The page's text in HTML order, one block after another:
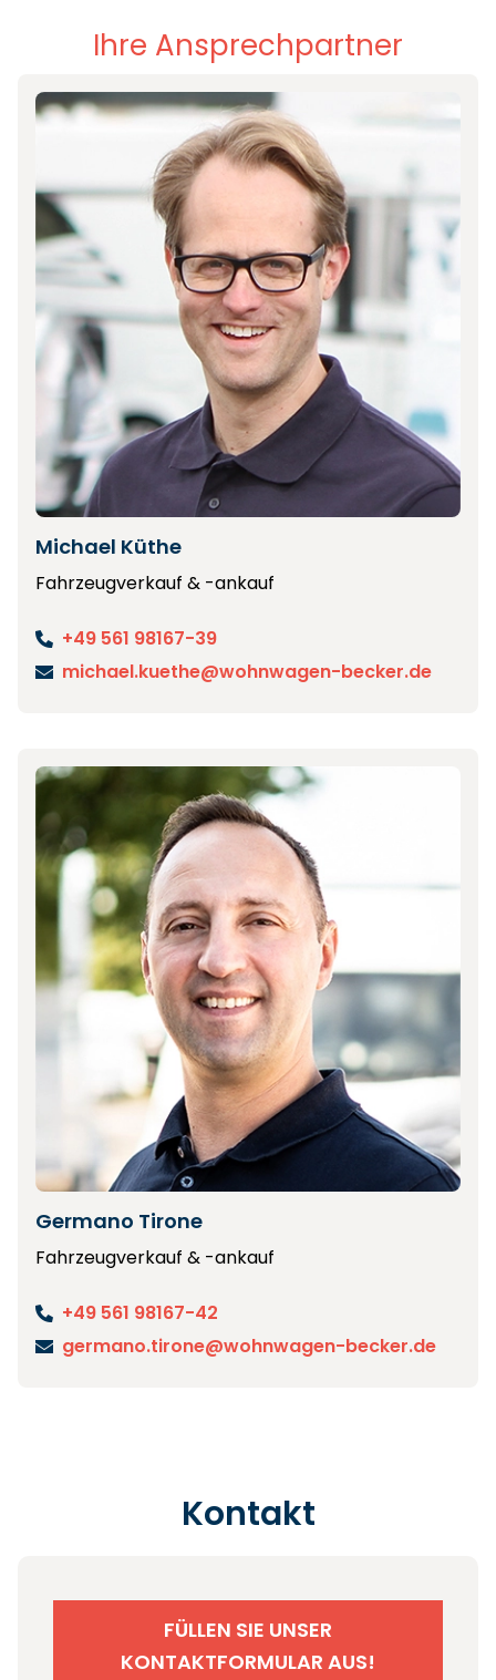
Ihre Ansprechpartner
Michael Küthe
Fahrzeugverkauf & -ankauf
+49 561 98167-39
michael.kuethe@wohnwagen-becker.de
Germano Tirone
Fahrzeugverkauf & -ankauf
+49 561 98167-42
germano.tirone@wohnwagen-becker.de
Kontakt
FÜLLEN SIE UNSER
KONTAKTFORMULAR AUS!